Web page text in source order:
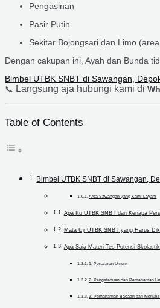
Pengasinan
Pasir Putih
Sekitar Bojongsari dan Limo
Dengan cakupan ini, Ayah dan Bunda
Bimbel UTBK SNBT di Sawangan,
📞 Langsung aja hubungi kami di
Table of Contents
Bimbel UTBK SNBT di Sawangan,
Area Sawangan yang Kami Layani
Apa Itu UTBK SNBT dan Kenapa
Mata Uji UTBK SNBT yang Harus
Apa Saja Materi Tes Potensi
1. Penalaran Umum
2. Pengetahuan dan Pemahaman
3. Pemahaman Bacaan dan